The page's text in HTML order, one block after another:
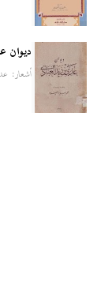
ديوان
أشعار: